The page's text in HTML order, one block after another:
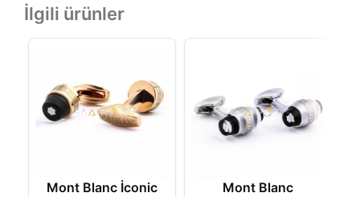
İlgili ürünler
Mont Blanc İconic Mont Blanc